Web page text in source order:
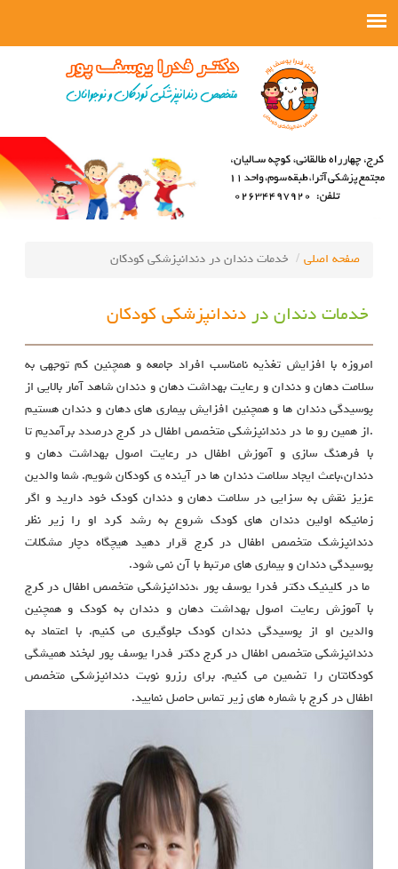
صفحه اصلی خدمات دندان در دندانپزشکی کودکان
خدمات دندان در دندانپزشکی کودکان
امروزه با افزایش تغذیه نامناسب افراد جامعه و همچنین کم توجهی به
سلامت دهان و دندان و رعایت بهداشت دهان و دندان شاهد آمار بالایی از
پوسیدگی دندان ها و همچنین افزایش بیماری های دهان و دندان هستیم
.از همین رو ما در دندانپزشکی متخصص اطفال در کرج درصدد برآمدیم تا
با فرهنگ سازی و آموزش اطفال در رعایت اصول بهداشت دهان و
دندان،باعث ایجاد سلامت دندان ها در آینده ی کودکان شویم. شما والدین
عزیز نقش به سزایی در سلامت دهان و دندان کودک خود دارید و اگر
زمانیکه اولین دندان های کودک شروع به رشد کرد او را زیر نظر
دندانپزشک متخصص اطفال در کرج قرار دهید هیچگاه دچار مشکلات
پوسیدگی دندان و بیماری های مرتبط با آن نمی شود.
ما در کلینیک دکتر فدرا یوسف پور ،دندانپزشکی متخصص اطفال در کرج
با آموزش رعایت اصول بهداشت دهان و دندان به کودک و همچنین
والدین او از پوسیدگی دندان کودک جلوگیری می کنیم. با اعتماد به
دندانپزشکی متخصص اطفال در کرج دکتر فدرا یوسف پور لبخند همیشگی
کودکانتان را تضمین می کنیم. برای رزرو نوبت دندانپزشکی متخصص
اطفال در کرج با شماره های زیر تماس حاصل نمایید.